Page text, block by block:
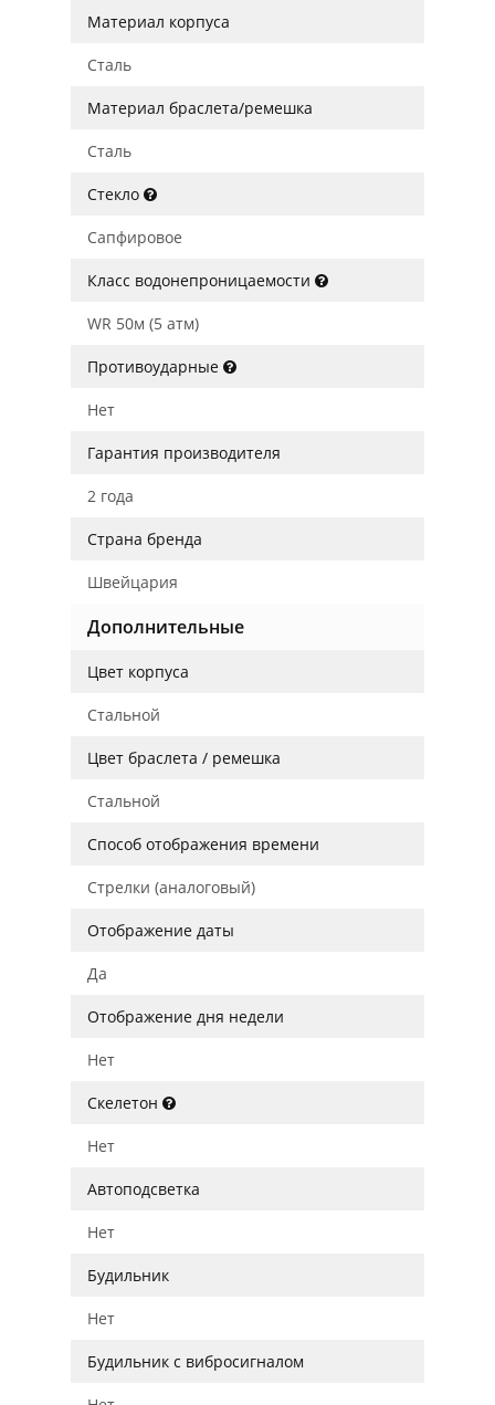
Материал корпуса
Сталь
Материал браслета/ремешка
Сталь
Стекло
Сапфировое
Класс водонепроницаемости
WR 50м (5 атм)
Противоударные
Нет
Гарантия производителя
2 года
Страна бренда
Швейцария
Дополнительные
Цвет корпуса
Стальной
Цвет браслета / ремешка
Стальной
Способ отображения времени
Стрелки (аналоговый)
Отображение даты
Да
Отображение дня недели
Нет
Скелетон
Нет
Автоподсветка
Нет
Будильник
Нет
Будильник с вибросигналом